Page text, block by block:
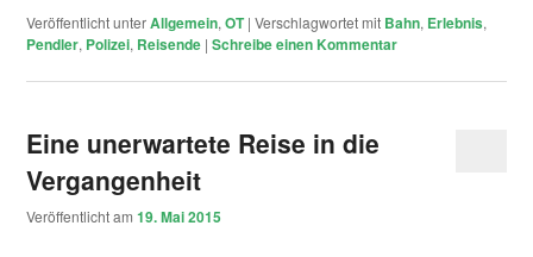
Veröffentlicht unterAllgemein,OT |Verschlagwortet mit Bahn, Erlebnis,
Pendler, Polizei, Reisende |Schreibe einen Kommentar
Eine unerwartete Reise in die
Vergangenheit
Veröffentlicht am19. Mai 2015